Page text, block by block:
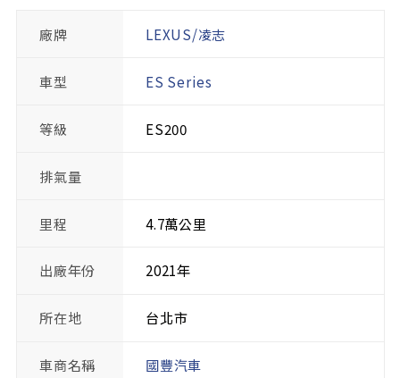
廠牌 LEXUS/凌志
車型 ES Series
等級 ES200
排氣量
里程 4.7萬公里
出廠年份 2021年
所在地 台北市
車商名稱 國豐汽車